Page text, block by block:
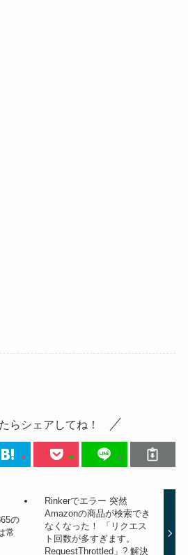
らシェアしてね！
の
常
Rinkerでエラー 突然
Amazonの商品が検索でき
なくなった！ 「リクエス
ト回数が多すぎます。
RequestThrottled」? 解決